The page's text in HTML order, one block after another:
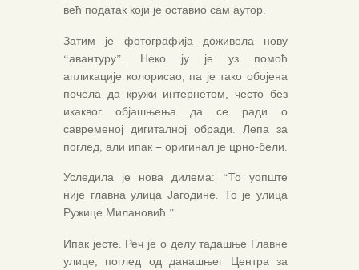
већ податак који је оставио сам аутор.
Затим је фотографија доживела нову
“авантуру”. Неко ју је уз помоћ
апликације колорисао, па је тако обојена
почела да кружи интернетом, често без
икаквог објашњења да се ради о
савременој дигиталној обради. Лепа за
поглед, али ипак – оригинал је црно-бели.
Уследила је нова дилема: “То уопште
није главна улица Јагодине. То је улица
Ружице Милановић.”
Ипак јесте. Реч је о делу тадашње Главне
улице, поглед од данашњег Центра за